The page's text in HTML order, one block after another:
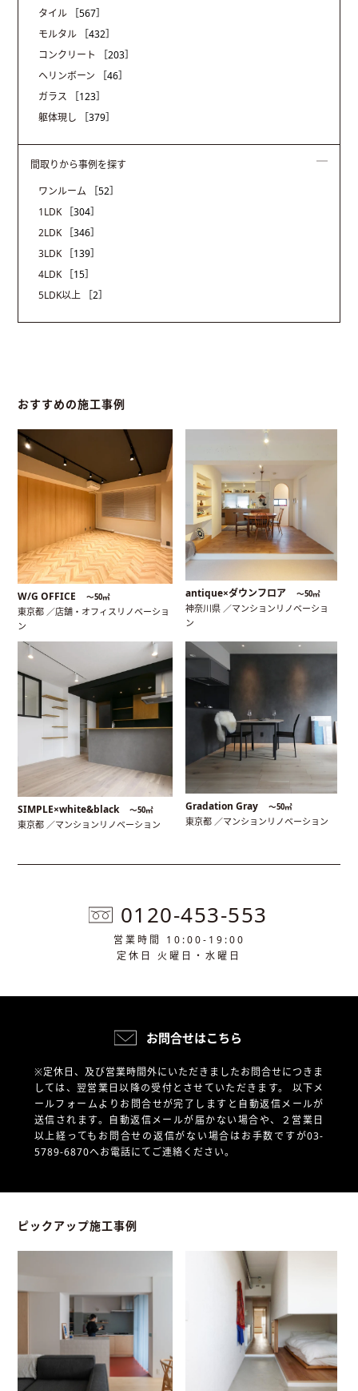
タイル
［567］
モルタル
［432］
コンクリート
［203］
ヘリンボーン
［46］
ガラス
［123］
躯体現し
［379］
間取りから事例を探す
ワンルーム
［52］
1LDK
［304］
2LDK
［346］
3LDK
［139］
4LDK
［15］
5LDK以上
［2］
おすすめの施工事例
W/G OFFICE 〜50㎡
東京都 ／店舗・オフィスリノベーショ
ン
antique×ダウンフロア 〜50㎡
神奈川県 ／マンションリノベーショ
ン
SIMPLE×white&black 〜50㎡
東京都 ／マンションリノベーション
Gradation Gray 〜50㎡
東京都 ／マンションリノベーション
0120-453-553
営業時間 10:00-19:00
定休日 火曜日・水曜日
お問合せはこちら
※定休日、及び営業時間外にいただきましたお問合せにつきま
しては、翌営業日以降の受付とさせていただきます。 以下メ
ールフォームよりお問合せが完了しますと自動返信メールが
送信されます。自動返信メールが届かない場合や、
２営業日
以上経ってもお問合せの返信がない場合はお手数ですが03-
5789-6870へお電話にてご連絡ください。
ピックアップ施工事例